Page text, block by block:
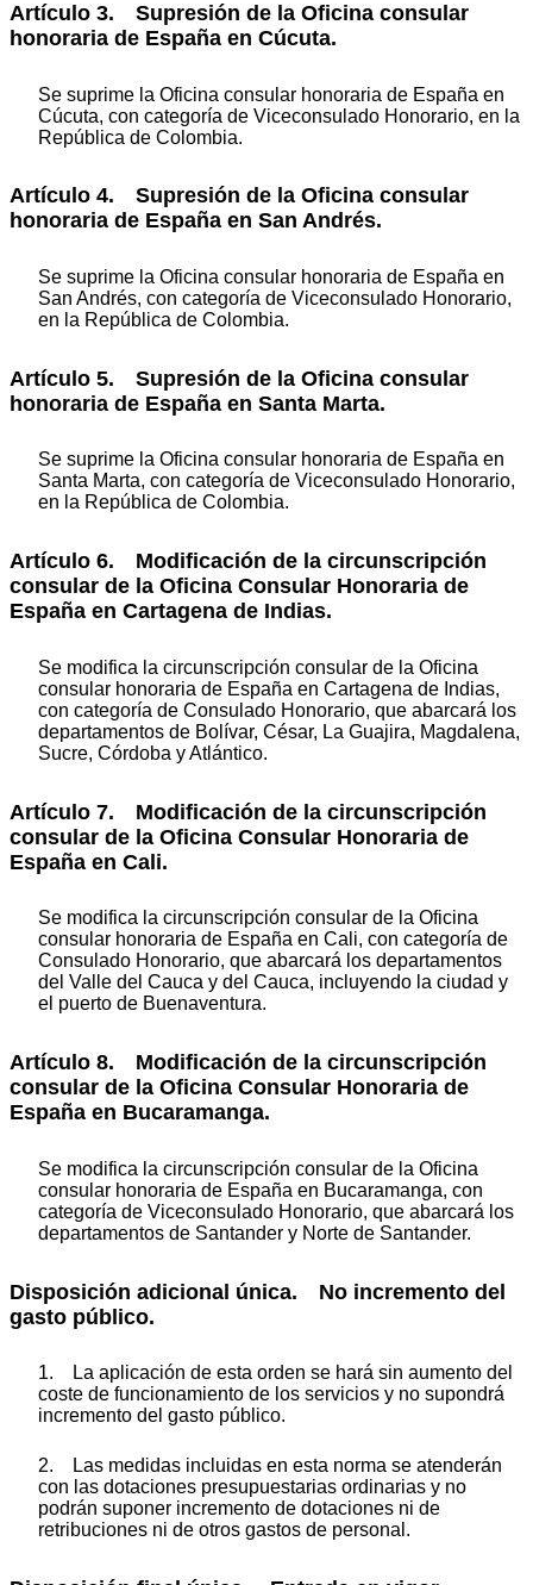
Artículo 3. Supresión de la Oficina consular
honoraria de España en Cúcuta.
Se suprime la Oficina consular honoraria de España en
Cúcuta, con categoría de Viceconsulado Honorario, en la
República de Colombia.
Artículo 4. Supresión de la Oficina consular
honoraria de España en San Andrés.
Se suprime la Oficina consular honoraria de España en
San Andrés, con categoría de Viceconsulado Honorario,
en la República de Colombia.
Artículo 5. Supresión de la Oficina consular
honoraria de España en Santa Marta.
Se suprime la Oficina consular honoraria de España en
Santa Marta, con categoría de Viceconsulado Honorario,
en la República de Colombia.
Artículo 6. Modificación de la circunscripción
consular de la Oficina Consular Honoraria de
España en Cartagena de Indias.
Se modifica la circunscripción consular de la Oficina
consular honoraria de España en Cartagena de Indias,
con categoría de Consulado Honorario, que abarcará los
departamentos de Bolívar, César, La Guajira, Magdalena,
Sucre, Córdoba y Atlántico.
Artículo 7. Modificación de la circunscripción
consular de la Oficina Consular Honoraria de
España en Cali.
Se modifica la circunscripción consular de la Oficina
consular honoraria de España en Cali, con categoría de
Consulado Honorario, que abarcará los departamentos
del Valle del Cauca y del Cauca, incluyendo la ciudad y
el puerto de Buenaventura.
Artículo 8. Modificación de la circunscripción
consular de la Oficina Consular Honoraria de
España en Bucaramanga.
Se modifica la circunscripción consular de la Oficina
consular honoraria de España en Bucaramanga, con
categoría de Viceconsulado Honorario, que abarcará los
departamentos de Santander y Norte de Santander.
Disposición adicional única. No incremento del
gasto público.
1. La aplicación de esta orden se hará sin aumento del
coste de funcionamiento de los servicios y no supondrá
incremento del gasto público.
2. Las medidas incluidas en esta norma se atenderán
con las dotaciones presupuestarias ordinarias y no
podrán suponer incremento de dotaciones ni de
retribuciones ni de otros gastos de personal.